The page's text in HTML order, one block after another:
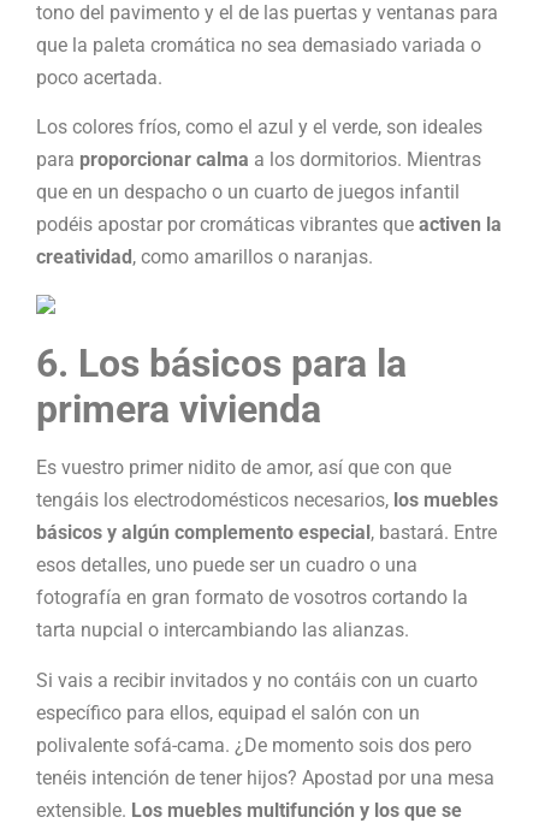
tono del pavimento y el de las puertas y ventanas para
que la paleta cromática no sea demasiado variada o
poco acertada.
Los colores fríos, como el azul y el verde, son ideales
para proporcionar calma a los dormitorios. Mientras
que en un despacho o un cuarto de juegos infantil
podéis apostar por cromáticas vibrantes que activen la
creatividad , como amarillos o naranjas.
6. Los básicos para la
primera vivienda
Es vuestro primer nidito de amor, así que con que
tengáis los electrodomésticos necesarios, los muebles
básicos y algún complemento especial , bastará. Entre
esos detalles, uno puede ser un cuadro o una
fotografía en gran formato de vosotros cortando la
tarta nupcial o intercambiando las alianzas.
Si vais a recibir invitados y no contáis con un cuarto
específico para ellos, equipad el salón con un
polivalente sofá-cama. ¿De momento sois dos pero
tenéis intención de tener hijos? Apostad por una mesa
extensible. Los muebles multifunción y los que se